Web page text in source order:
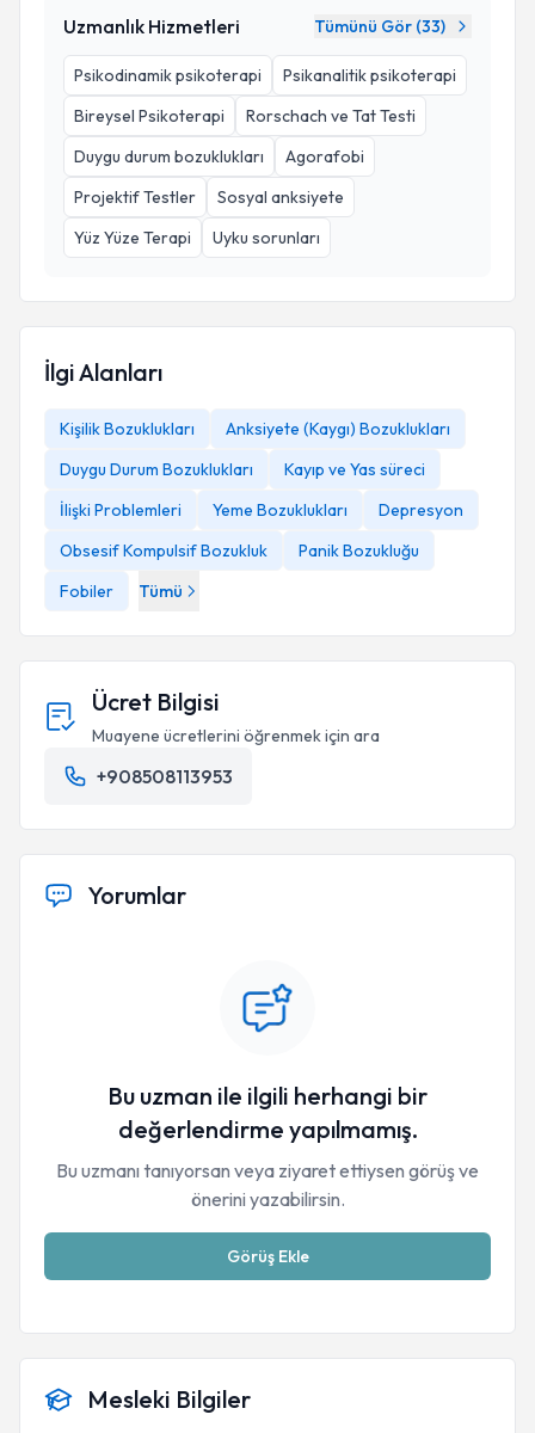
Uzmanlık Hizmetleri Tümünü Gör (33)
Psikodinamik psikoterapi
Psikanalitik psikoterapi
Bireysel Psikoterapi
Rorschach ve Tat Testi
Duygu durum bozuklukları
Agorafobi
Projektif Testler
Sosyal anksiyete
Yüz Yüze Terapi
Uyku sorunları
İlgi Alanları
Kişilik Bozuklukları
Anksiyete (Kaygı) Bozuklukları
Duygu Durum Bozuklukları
Kayıp ve Yas süreci
İlişki Problemleri
Yeme Bozuklukları
Depresyon
Obsesif Kompulsif Bozukluk
Panik Bozukluğu
Fobiler
Tümü
Ücret Bilgisi
Muayene ücretlerini öğrenmek için ara
+908508113953
Yorumlar
Bu uzman ile ilgili herhangi bir
değerlendirme yapılmamış.
Bu uzmanı tanıyorsan veya ziyaret ettiysen görüş ve
önerini yazabilirsin.
Görüş Ekle
Mesleki Bilgiler